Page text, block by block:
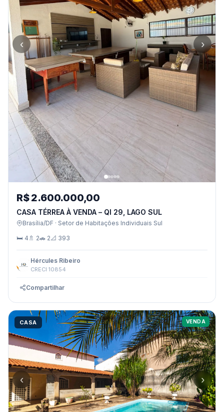
‹ ›
R$ 2.600.000,00
CASA TÉRREA À VENDA – QI 29, LAGO SUL
Brasília/DF · Setor de Habitações Individuais Sul
🛏 4 🚿 2🚗 2📐 393
Hércules Ribeiro
CRECI 10854
Compartilhar
CASA VENDA
‹ ›